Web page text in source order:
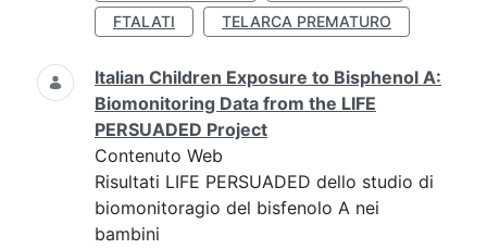
FTALATI
TELARCA PREMATURO
Italian Children Exposure to Bisphenol A:
Biomonitoring Data from the LIFE
PERSUADED Project
Contenuto Web
Risultati LIFE PERSUADED dello studio di
biomonitoragio del bisfenolo A nei
bambini